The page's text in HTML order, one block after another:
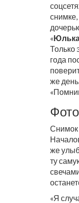
«
Только
года
же
Снимок
же
ту
«Я